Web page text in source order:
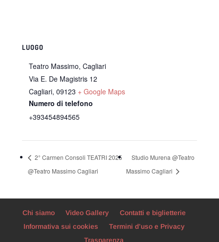
LUOGO
Teatro Massimo, Cagliari
Via E. De Magistris 12
Cagliari, 09123 + Google Maps
Numero di telefono
+393454894565
2° Carmen Consoli TEATRI 2025
@Teatro Massimo Cagliari
Studio Murena @Teatro
Massimo Cagliari
Chi siamo Video Gallery
Contatti e biglietterie
Informativa sui cookies
Termini d’uso e Privacy
Trasparenza